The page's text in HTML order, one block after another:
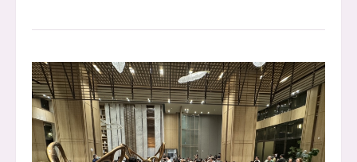
決定成敗。只要堅持努力、永不放棄，就沒有攻
謝客戶的支持與信任，也感謝所有協助我們的團
隊與專業夥伴，讓每一筆成交都能夠順利完成。
🙌 展望第四季，我們將持續挑戰、持續衝刺，迎
向更高的里程碑。團隊的力量無限大，正因為彼
此合作、互相扶持，我們才能在每一次挑戰中更